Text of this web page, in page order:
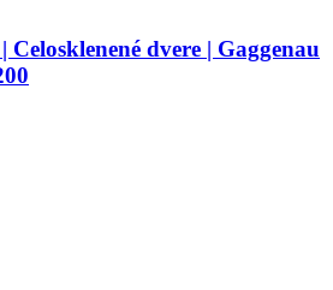
dvere | Gaggenau